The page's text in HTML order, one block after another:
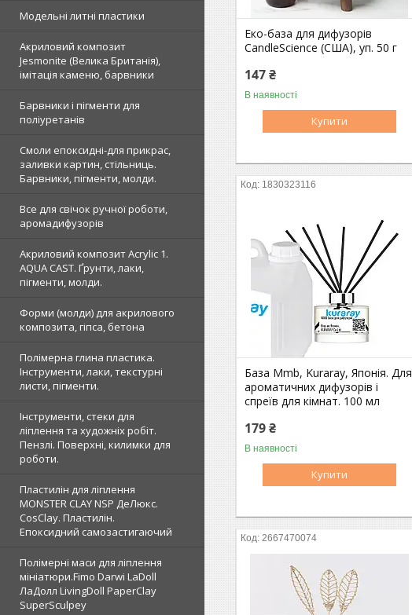
Модельні литні пластики
Акриловий композит
Jesmonite (Велика Британія),
імітація каменю, барвники
Барвники і пігменти для
поліуретанів
Смоли епоксидні-для прикрас,
заливки картин, стільниць.
Барвники, пігменти, молди.
Все для свічок ручної роботи,
аромадифузорів
Акриловий композит Acrylic 1.
AQUA CAST. Ґрунти, лаки,
пігменти, молди.
Форми (молди) для акрилового
композита, гіпса, бетона
Полімерна глина пластика.
Інструменти, лаки, текстурні
листи, пігменти.
Інструменти, стеки для
ліплення та художніх робіт.
Пензлі. Поверхні, килимки для
роботи.
Пластилін для ліплення
MONSTER CLAY NSP ДеЛюкс.
CosClay. Пластилін.
Епоксидний самозастигаючий
Полімерні маси для ліплення
мініатюри.Fimo Darwi LaDoll
ЛаДолл LivingDoll PaperClay
SuperSculpey
Еко-база для дифузорів
CandleScience (США), уп. 50 г
147 ₴
В наявності
Купити
1830323116
База Mmb, Kuraray, Японія. Для
ароматичних дифузорів і
спреїв для кімнат. 100 мл
179 ₴
В наявності
Купити
2667470074